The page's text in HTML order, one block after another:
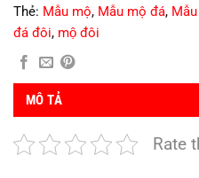
Thẻ: Mẫu mộ, Mẫu mộ đá,
đá đôi, mộ đôi
MÔ TẢ
Rate